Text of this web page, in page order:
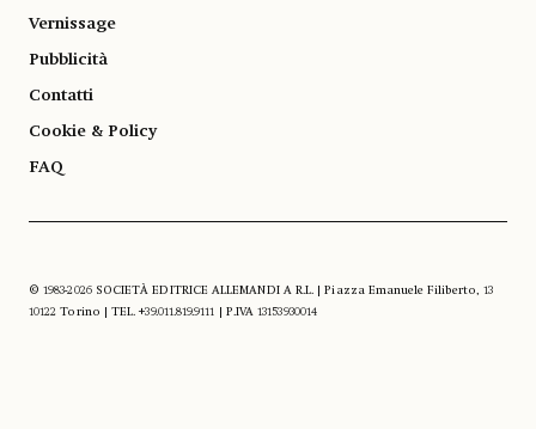
Vernissage
Pubblicità
Contatti
Cookie & Policy
FAQ
© 1983-2026 SOCIETÀ EDITRICE ALLEMANDI A R.L. | Piazza Emanuele Filiberto, 13
10122 Torino | TEL. +39.011.819.9111 | P.IVA 13153930014